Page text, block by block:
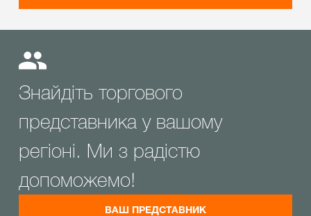
Знайдіть торгового
представника у вашому
регіоні. Ми з радістю
допоможемо!
ВАШ ПРЕДСТАВНИК